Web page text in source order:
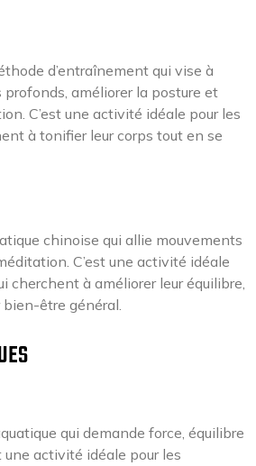
d’entraînement qui vise à
profonds, améliorer la posture et
C’est une activité idéale pour les
à tonifier leur corps tout en se
chinoise qui allie mouvements
C’est une activité idéale
cherchent à améliorer leur équilibre,
bien-être général.
qui demande force, équilibre
une activité idéale pour les